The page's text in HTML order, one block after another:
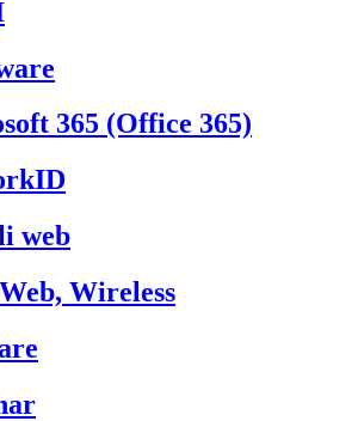
365 (Office 365)
web
Wireless